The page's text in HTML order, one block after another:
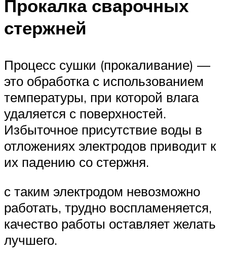
Прокалка сварочных
стержней
Процесс сушки (прокаливание) —
это обработка с использованием
температуры, при которой влага
удаляется с поверхностей.
Избыточное присутствие воды в
отложениях электродов приводит к
их падению со стержня.
с таким электродом невозможно
работать, трудно воспламеняется,
качество работы оставляет желать
лучшего.